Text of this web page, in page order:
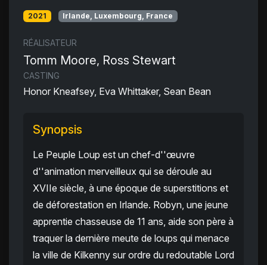
2021 Irlande, Luxembourg, France
RÉALISATEUR
Tomm Moore, Ross Stewart
CASTING
Honor Kneafsey, Eva Whittaker, Sean Bean
Synopsis
Le Peuple Loup est un chef-d''œuvre
d''animation merveilleux qui se déroule au
XVIIe siècle, à une époque de superstitions et
de déforestation en Irlande. Robyn, une jeune
apprentie chasseuse de 11 ans, aide son père à
traquer la dernière meute de loups qui menace
la ville de Kilkenny sur ordre du redoutable Lord